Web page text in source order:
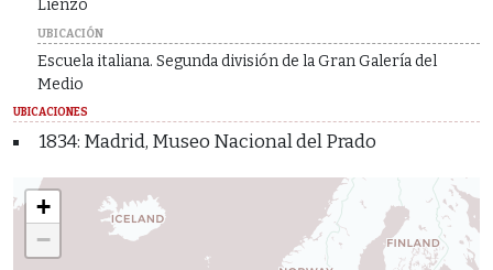
Lienzo
UBICACIÓN
Escuela italiana. Segunda división de la Gran Galería del
Medio
UBICACIONES
1834: Madrid, Museo Nacional del Prado
+
−